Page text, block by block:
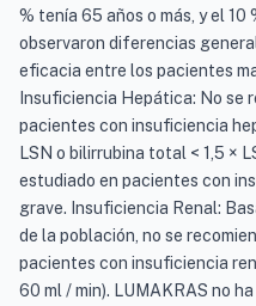
% tenía 65 años o más, y el 10
observaron diferencias
eficacia entre los pacientes
Insuficiencia Hepática: No se
pacientes con insuficiencia
LSN o bilirrubina total < 1,5 ×
estudiado en pacientes con
grave. Insuficiencia Renal:
de la población, no se
pacientes con insuficiencia
60 ml / min). LUMAKRAS no